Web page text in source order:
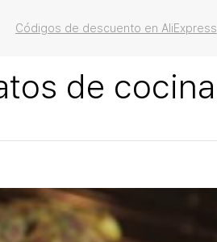
Códigos de descuento en AliExpress
de cocina